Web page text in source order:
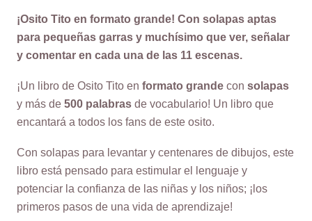
¡Osito Tito en formato grande! Con solapas aptas
para pequeñas garras y muchísimo que ver, señalar
y comentar en cada una de las 11 escenas.
¡Un libro de Osito Tito en formato grande con solapas
y más de 500 palabras de vocabulario! Un libro que
encantará a todos los fans de este osito.
Con solapas para levantar y centenares de dibujos, este
libro está pensado para estimular el lenguaje y
potenciar la confianza de las niñas y los niños; ¡los
primeros pasos de una vida de aprendizaje!